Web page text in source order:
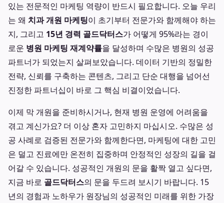
있는 전문적인 마케팅 역량이 반드시 필요합니다. 오늘 우리
는 왜 치과 개원 마케팅이 초기부터 전문가와 함께해야 하는
지, 그리고 15년 경력 골드닥터스가 어떻게 95%라는 경이
로운 병원 마케팅 재계약률을 달성하며 수많은 병원의 성공
파트너가 되었는지 살펴보았습니다. 데이터 기반의 정밀한
전략, 신뢰를 구축하는 콘텐츠, 그리고 단순 대행을 넘어선
진정한 파트너십이 바로 그 핵심 비결이었습니다.
이제 막 개원을 준비하시거나, 현재 병원 운영에 어려움을
겪고 계신가요? 더 이상 혼자 고민하지 마십시오. 수많은 성
공 사례로 검증된 전문가와 함께한다면, 마케팅에 대한 고민
은 덜고 진료에만 온전히 집중하며 안정적인 성장의 길을 걸
어갈 수 있습니다. 성공적인 개원의 문을 활짝 열고 싶다면,
지금 바로 골드닥터스의 문을 두드려 보시기 바랍니다. 15
년의 경험과 노하우가 원장님의 성공적인 미래를 위한 가장